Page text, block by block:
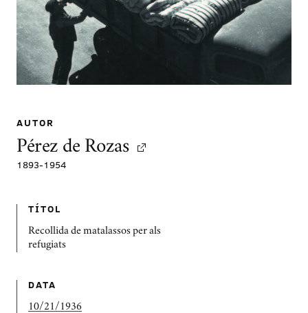
AUTOR
Pérez de Rozas
1893-1954
TÍTOL
Recollida de matalassos per als
refugiats
DATA
10/21/1936